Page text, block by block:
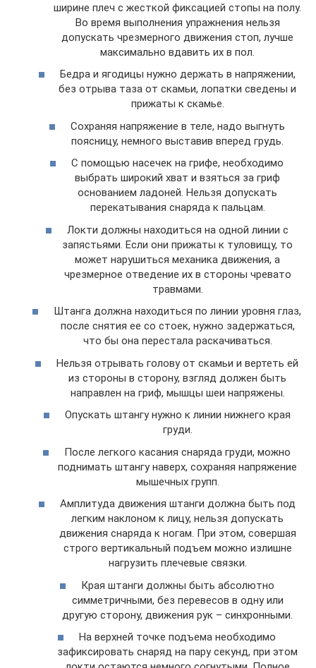
ширине плеч с жесткой фиксацией стопы на полу.
Во время выполнения упражнения нельзя
допускать чрезмерного движения стоп, лучше
максимально вдавить их в пол.
Бедра и ягодицы нужно держать в напряжении,
без отрыва таза от скамьи, лопатки сведены и
прижаты к скамье.
Сохраняя напряжение в теле, надо выгнуть
поясницу, немного выставив вперед грудь.
С помощью насечек на грифе, необходимо
выбрать широкий хват и взяться за гриф
основанием ладоней. Нельзя допускать
перекатывания снаряда к пальцам.
Локти должны находиться на одной линии с
запястьями. Если они прижаты к туловищу, то
может нарушиться механика движения, а
чрезмерное отведение их в стороны чревато
травмами.
Штанга должна находиться по линии уровня глаз,
после снятия ее со стоек, нужно задержаться,
что бы она перестала раскачиваться.
Нельзя отрывать голову от скамьи и вертеть ей
из стороны в сторону, взгляд должен быть
направлен на гриф, мышцы шеи напряжены.
Опускать штангу нужно к линии нижнего края
груди.
После легкого касания снаряда груди, можно
поднимать штангу наверх, сохраняя напряжение
мышечных групп.
Амплитуда движения штанги должна быть под
легким наклоном к лицу, нельзя допускать
движения снаряда к ногам. При этом, совершая
строго вертикальный подъем можно излишне
нагрузить плечевые связки.
Края штанги должны быть абсолютно
симметричными, без перевесов в одну или
другую сторону, движения рук – синхронными.
На верхней точке подъема необходимо
зафиксировать снаряд на пару секунд, при этом